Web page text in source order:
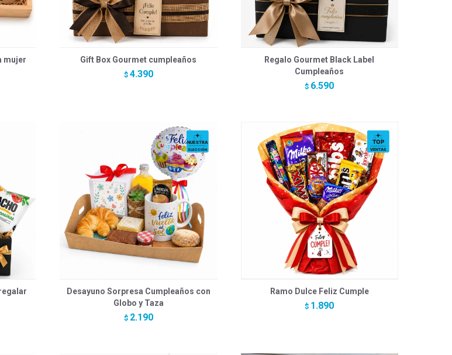
mujer Gift Box Gourmet cumpleaños
$ 4.390
Regalo Gourmet Black Label
Cumpleaños
$ 6.590
Desayuno Sorpresa Cumpleaños con
Globo y Taza
$ 2.190
Ramo Dulce Feliz Cumple
$ 1.890